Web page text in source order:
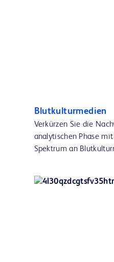
Blutkulturmedien
Verkürzen Sie die
analytischen Phase
Spektrum an